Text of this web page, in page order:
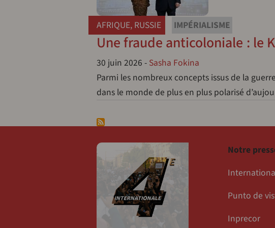
AFRIQUE, RUSSIE IMPÉRIALISME
Une fraude anticoloniale : le
30 juin 2026 - Sasha Fokina
Parmi les nombreux concepts issus de la
dans le monde de plus en plus polarisé
Notre
Punto de
Inprecor